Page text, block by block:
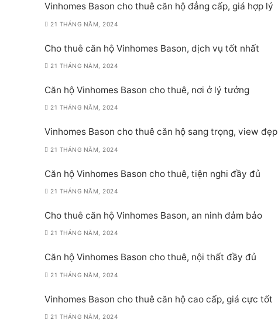
Vinhomes Bason cho thuê căn hộ đẳng cấp, giá hợp lý
21 THÁNG NĂM, 2024
Cho thuê căn hộ Vinhomes Bason, dịch vụ tốt nhất
21 THÁNG NĂM, 2024
Căn hộ Vinhomes Bason cho thuê, nơi ở lý tưởng
21 THÁNG NĂM, 2024
Vinhomes Bason cho thuê căn hộ sang trọng, view đẹp
21 THÁNG NĂM, 2024
Căn hộ Vinhomes Bason cho thuê, tiện nghi đầy đủ
21 THÁNG NĂM, 2024
Cho thuê căn hộ Vinhomes Bason, an ninh đảm bảo
21 THÁNG NĂM, 2024
Căn hộ Vinhomes Bason cho thuê, nội thất đầy đủ
21 THÁNG NĂM, 2024
Vinhomes Bason cho thuê căn hộ cao cấp, giá cực tốt
21 THÁNG NĂM, 2024